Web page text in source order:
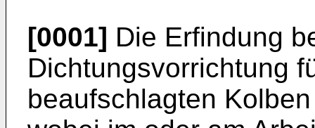
[0001] Die Erfindung
Dichtungsvorrichtung
beaufschlagten